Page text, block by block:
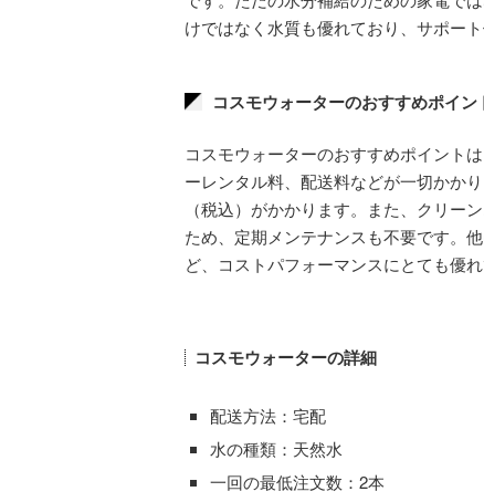
けではなく水質も優れており、サポート
コスモウォーターのおすすめポイン
コスモウォーターのおすすめポイント
ーレンタル料、配送料などが一切かか
（税込）がかかります。また、クリー
ため、定期メンテナンスも不要です。
ど、コストパフォーマンスにとても優れ
コスモウォーターの詳細
配送方法：宅配
水の種類：天然水
一回の最低注文数：2本